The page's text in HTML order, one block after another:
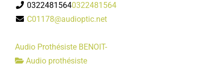
03224815640322481564
C01178@audioptic.net
Audio Prothésiste BENOIT-
Audio prothésiste